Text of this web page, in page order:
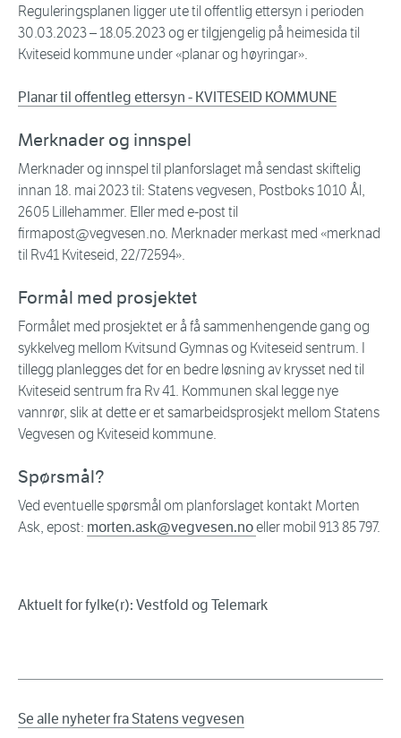
Reguleringsplanen ligger ute til offentlig ettersyn i perioden
30.03.2023 – 18.05.2023 og er tilgjengelig på heimesida til
Kviteseid kommune under «planar og høyringar».
Planar til offentleg ettersyn - KVITESEID KOMMUNE
Merknader og innspel
Merknader og innspel til planforslaget må sendast skiftelig
innan 18. mai 2023 til: Statens vegvesen, Postboks 1010 Ål,
2605 Lillehammer. Eller med e-post til
firmapost@vegvesen.no. Merknader merkast med «merknad
til Rv41 Kviteseid, 22/72594».
Formål med prosjektet
Formålet med prosjektet er å få sammenhengende gang og
sykkelveg mellom Kvitsund Gymnas og Kviteseid sentrum. I
tillegg planlegges det for en bedre løsning av krysset ned til
Kviteseid sentrum fra Rv 41. Kommunen skal legge nye
vannrør, slik at dette er et samarbeidsprosjekt mellom Statens
Vegvesen og Kviteseid kommune.
Spørsmål?
Ved eventuelle spørsmål om planforslaget kontakt Morten
Ask, epost: morten.ask@vegvesen.noeller mobil 913 85 797.
Aktuelt for fylke(r): Vestfold og Telemark
Se alle nyheter fra Statens vegvesen